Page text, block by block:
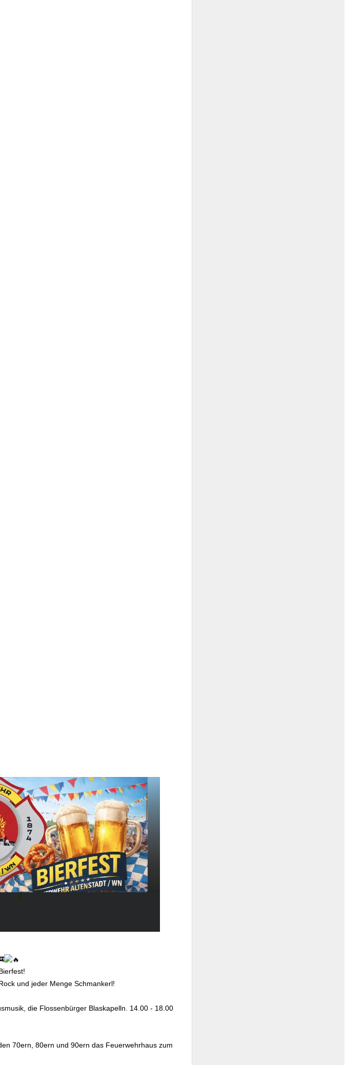
und jeder Menge Schmankerl!
die Flossenbürger Blaskapelln. 14.00 - 18.00
70ern, 80ern und 90ern das Feuerwehrhaus zum